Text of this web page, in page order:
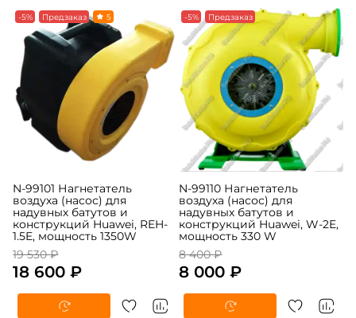
-5% Предзаказ 5
N-99101 Нагнетатель
воздуха (насос) для
надувных батутов и
конструкций Huawei, REH-
1.5E, мощность 1350W
19 530 ₽
18 600 ₽
-5% Предзаказ
N-99110 Нагнетатель
воздуха (насос) для
надувных батутов и
конструкций Huawei, W-2E,
мощность 330 W
8 400 ₽
8 000 ₽